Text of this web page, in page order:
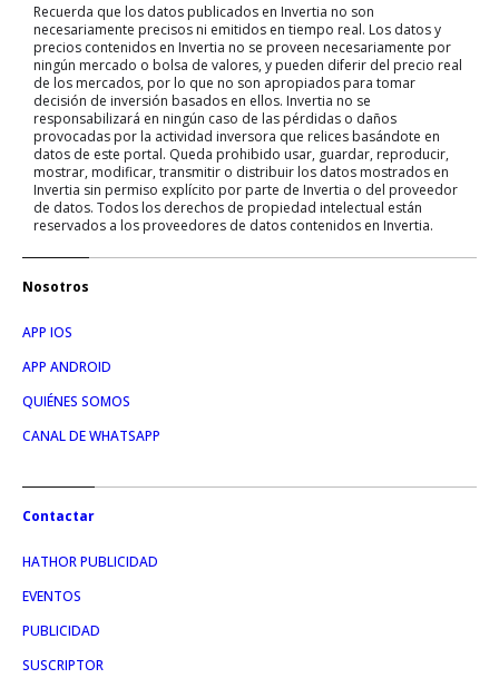
Recuerda que los datos publicados en Invertia no son
necesariamente precisos ni emitidos en tiempo real. Los datos y
precios contenidos en Invertia no se proveen necesariamente por
ningún mercado o bolsa de valores, y pueden diferir del precio real
de los mercados, por lo que no son apropiados para tomar
decisión de inversión basados en ellos. Invertia no se
responsabilizará en ningún caso de las pérdidas o daños
provocadas por la actividad inversora que relices basándote en
datos de este portal. Queda prohibido usar, guardar, reproducir,
mostrar, modificar, transmitir o distribuir los datos mostrados en
Invertia sin permiso explícito por parte de Invertia o del proveedor
de datos. Todos los derechos de propiedad intelectual están
reservados a los proveedores de datos contenidos en Invertia.
Nosotros
APP IOS
APP ANDROID
QUIÉNES SOMOS
CANAL DE WHATSAPP
Contactar
HATHOR PUBLICIDAD
EVENTOS
PUBLICIDAD
SUSCRIPTOR